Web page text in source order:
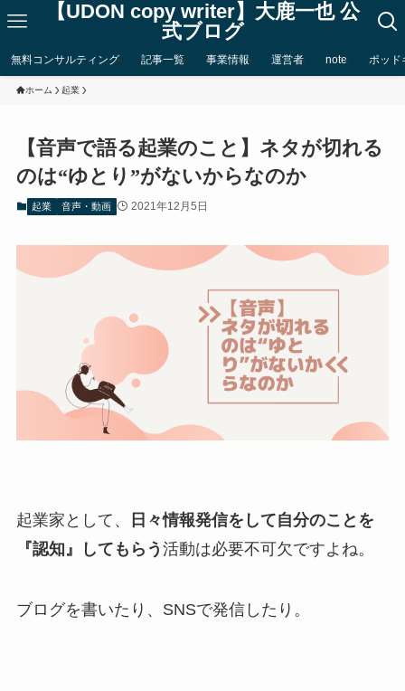
【UDON copy writer】大鹿一也 公
式ブログ
無料コンサルティング 記事一覧 事業情報 運営者 note ポッド
ホーム 起業
【音声で語る起業のこと】ネタが切れる
のは“ゆとり”がないからなのか
起業 音声・動画 2021年12月5日
起業家として、
日々情報発信をして自分のことを
『認知』してもらう 活動は必要不可欠ですよね。
ブログを書いたり、SNSで発信したり。